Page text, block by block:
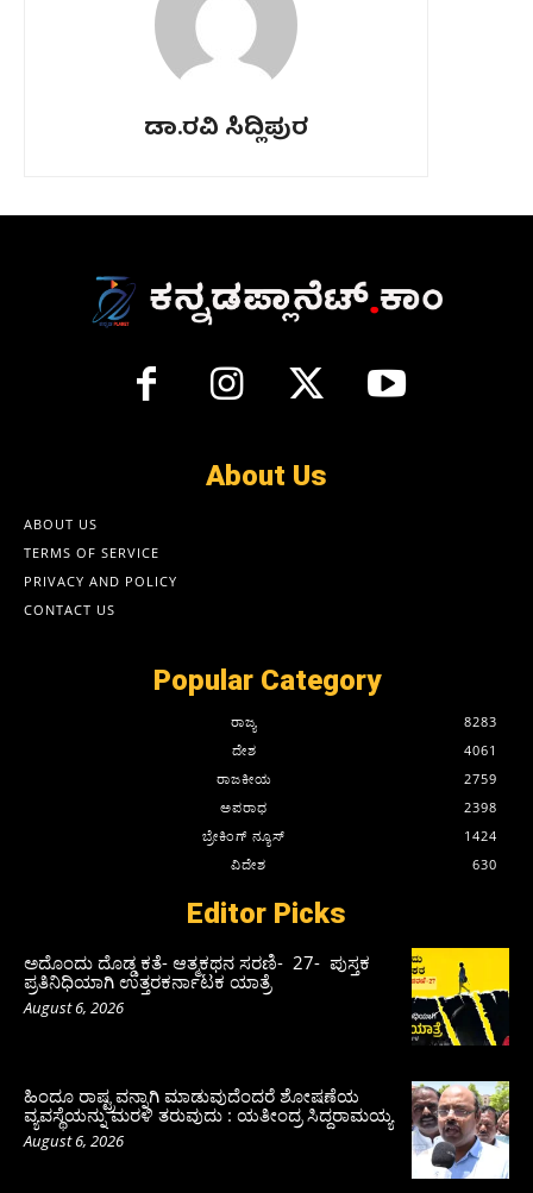
ಡಾ.ರವಿ ಸಿದ್ಲಿಪುರ
About Us
ABOUT US
TERMS OF SERVICE
PRIVACY AND POLICY
CONTACT US
Popular Category
ರಾಜ್ಯ
8283
ದೇಶ
4061
ರಾಜಕೀಯ
2759
ಅಪರಾಧ
2398
ಬ್ರೇಕಿಂಗ್ ನ್ಯೂಸ್
1424
ವಿದೇಶ
630
Editor Picks
ಅದೊಂದು ದೊಡ್ಡ ಕತೆ- ಆತ್ಮಕಥನ ಸರಣಿ- 27- ಪುಸ್ತಕ
ಪ್ರತಿನಿಧಿಯಾಗಿ ಉತ್ತರಕರ್ನಾಟಕ ಯಾತ್ರೆ
August 6, 2026
ಹಿಂದೂ ರಾಷ್ಟ್ರವನ್ನಾಗಿ ಮಾಡುವುದೆಂದರೆ ಶೋಷಣೆಯ
ವ್ಯವಸ್ಥೆಯನ್ನು ಮರಳಿ ತರುವುದು : ಯತೀಂದ್ರ ಸಿದ್ದರಾಮಯ್ಯ
August 6, 2026